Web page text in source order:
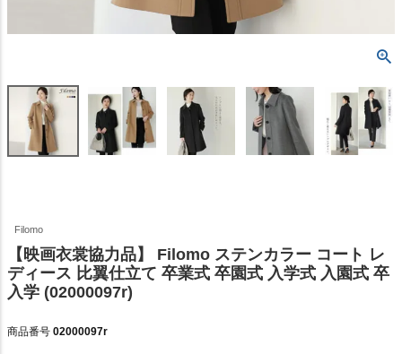
Filomo
【映画衣裳協力品】 Filomo ステンカラー コート レ
ディース 比翼仕立て 卒業式 卒園式 入学式 入園式 卒
入学 (02000097r)
商品番号 02000097r